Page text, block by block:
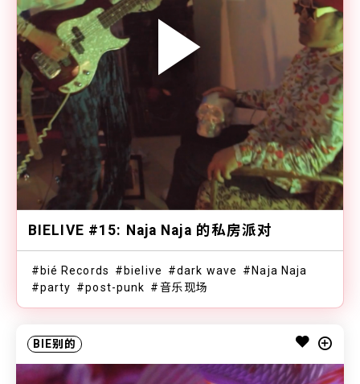
BIELIVE #15: Naja Naja 的私房派对
bié Records bielive dark wave
Naja Naja
party
post-punk 音乐现场
BIE别的